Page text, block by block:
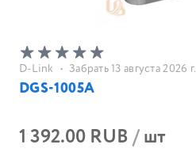
D-Link • Забрать 13 августа 2026 г.
DGS-1005A
1 392.00 RUB/шт